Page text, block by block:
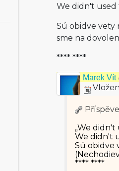
We didn't used
Sú obidve vety
sme na
**** ****
Marek Vít
„We didn't
We didn't
Sú obidve
**** ****